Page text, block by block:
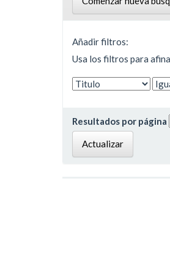
Añadir filtros:
Usa los filtros para
Resultados por página